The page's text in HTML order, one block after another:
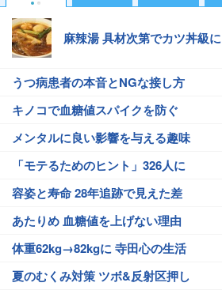
麻辣湯 具材次第でカツ丼級に
うつ病患者の本音とNGな接し方
キノコで血糖値スパイクを防ぐ
メンタルに良い影響を与える趣味
「モテるためのヒント」326人に
容姿と寿命 28年追跡で見えた差
あたりめ 血糖値を上げない理由
体重62kg→82kgに 寺田心の生活
夏のむくみ対策 ツボ&反射区押し